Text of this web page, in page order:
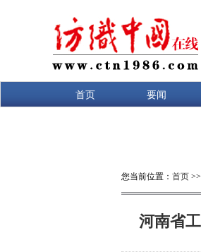
首页 要闻
您当前位置： 首页 >>
河南省